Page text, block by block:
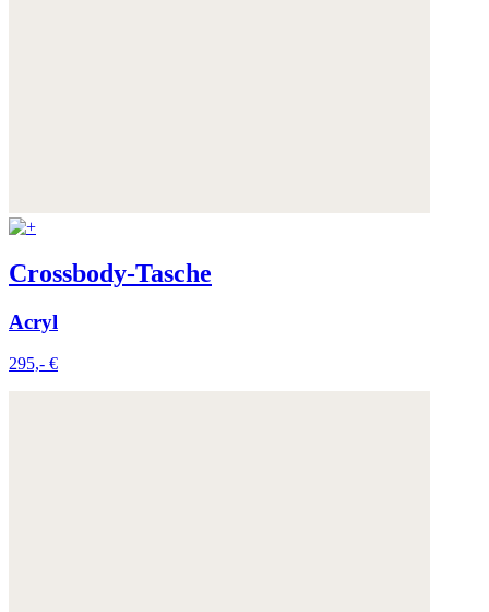
Crossbody-Tasche
Acryl
295,- €